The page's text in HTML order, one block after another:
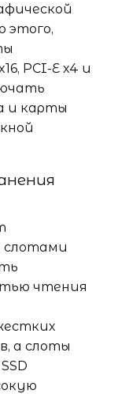
этого,
PCI-E x4 и
и карты
слотами
чтения
а слоты